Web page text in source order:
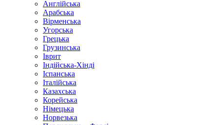
Англійська
Арабська
Вірменська
Угорська
Грецька
Грузинська
Іврит
Індійська-Хінді
Іспанська
Італійська
Казахська
Корейська
Німецька
Норвезька